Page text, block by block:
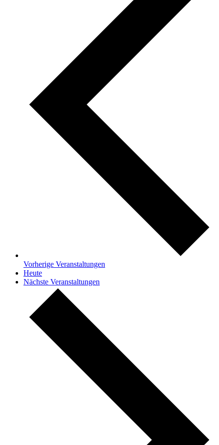
Vorherige Veranstaltungen
Heute
Nächste Veranstaltungen